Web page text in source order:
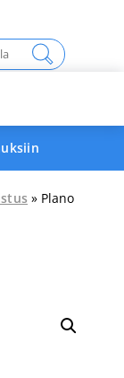
» Plano